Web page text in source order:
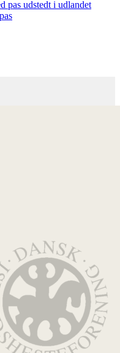
pas udstedt i udlandet